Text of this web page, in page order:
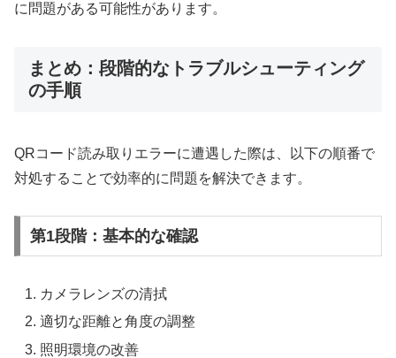
に問題がある可能性があります。
まとめ：段階的なトラブルシューティング
の手順
QRコード読み取りエラーに遭遇した際は、以下の順番で
対処することで効率的に問題を解決できます。
第1段階：基本的な確認
カメラレンズの清拭
適切な距離と角度の調整
照明環境の改善